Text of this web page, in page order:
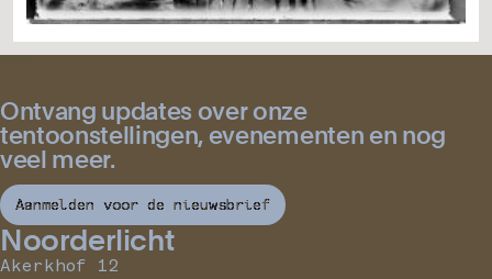
Ontvang updates over onze
tentoonstellingen, evenementen en nog
veel meer.
Aanmelden voor de nieuwsbrief
Noorderlicht
Akerkhof 12